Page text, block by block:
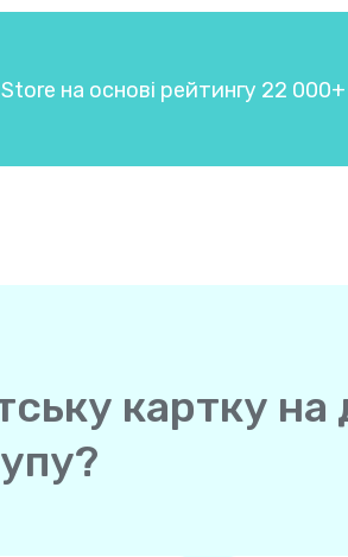
на основі рейтингу 22 000+
картку на